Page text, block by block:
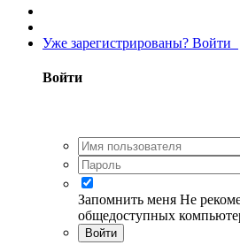
Уже зарегистрированы? Войти
Войти
Запомнить меня Не
общедоступных
Войти